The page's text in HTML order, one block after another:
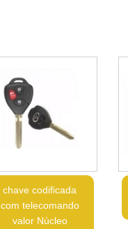
chave codificada
com telecomando
valor Núcleo